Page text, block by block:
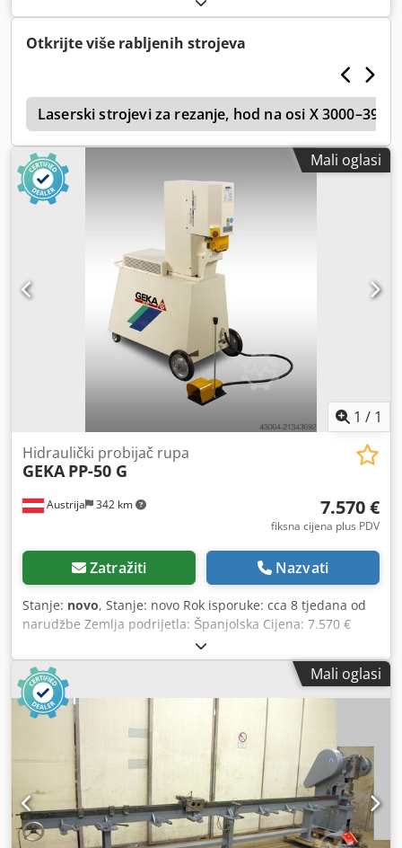
Dsikek Uključuje kompletan asortiman probijača i
matričnih alata Težina: 1700 kg Vrlo dobro stanje
Otkrijte više rabljenih strojeva
Laserski strojevi za rezanje, hod na osi X 3000–3999
Mali oglasi
1 / 1
Austrija 342 km
Hidraulički probijač rupa
GEKA PP-50 G
7.570 €
fiksna cijena plus PDV
Zatražiti Nazvati
Stanje: novo, Stanje: novo Rok isporuke: cca 8 tjedana od
narudžbe Zemlja podrijetla: Španjolska Cijena: 7.570 €
Leasing rata: 146,1 € Snaga probijanja: 50 t Izbačaj: 130
mm Maksimalni promjer pri debljini lima (konstruktivni
čelik): 27/13 mm Maks. broj hodova pri 20 mm hoda: 23
1/min Djdpjynm Nyefx Aikjck Motor: 3 kW Duljina: 1100 mm
Širina: 900 mm Visina: 1550 mm Težina: 355 kg Mobilna
hidraulična probijačica Radni stol s graničnikom Nožna
pedala Upute za uporabu na njemačkom ili engleskom
Mali oglasi